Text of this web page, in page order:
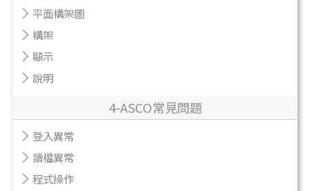
平面構架圖
構架
顯示
說明
4-ASCO常見問題
登入異常
讀檔異常
程式操作